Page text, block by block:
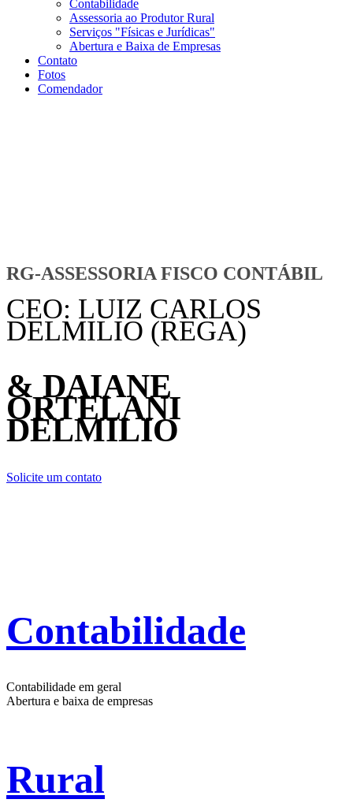
Contabilidade
Assessoria ao Produtor Rural
Serviços "Físicas e Jurídicas"
Abertura e Baixa de Empresas
Contato
Fotos
Comendador
RG-ASSESSORIA FISCO CONTÁBIL
CEO: LUIZ CARLOS
DELMILIO (REGA)
& DAIANE
ORTELANI
DELMILIO
Solicite um contato
Contabilidade
Contabilidade em geral
Abertura e baixa de empresas
Rural